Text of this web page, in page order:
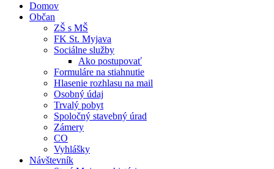
Domov
Občan
ZŠ s MŠ
FK St. Myjava
Sociálne služby
Ako postupovať
Formuláre na stiahnutie
Hlasenie rozhlasu na mail
Osobný údaj
Trvalý pobyt
Spoločný stavebný úrad
Zámery
CO
Vyhlášky
Návštevník